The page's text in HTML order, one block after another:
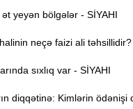
yeyən bölgələr - SİYAHI
neçə faizi ali
sıxlıq var - SİYAHI
diqqətinə: Kimlərin ödənişi